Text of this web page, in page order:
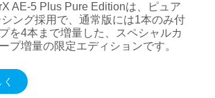
AE-5 Plus Pure Editionは、ピュア
ング採用で、通常版には1本のみ付
を4本まで増量した、スペシャルカ
プ増量の限定エディションです。